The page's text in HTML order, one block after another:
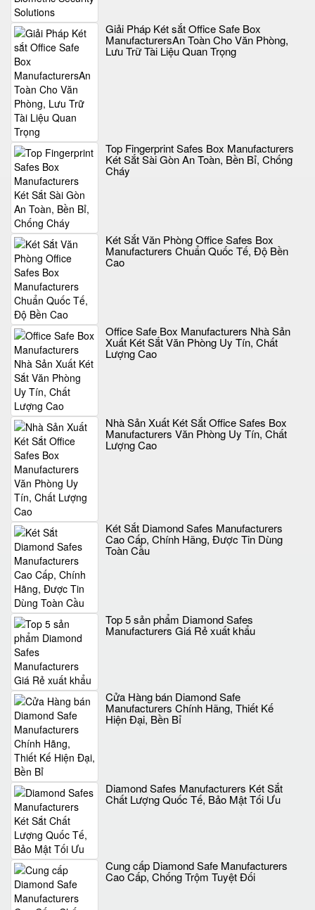
Giải Pháp Két sắt Office Safe Box
ManufacturersAn Toàn Cho Văn Phòng,
Lưu Trữ Tài Liệu Quan Trọng
Top Fingerprint Safes Box Manufacturers
Két Sắt Sài Gòn An Toàn, Bền Bỉ, Chống
Cháy
Két Sắt Văn Phòng Office Safes Box
Manufacturers Chuẩn Quốc Tế, Độ Bền
Cao
Office Safe Box Manufacturers Nhà Sản
Xuất Két Sắt Văn Phòng Uy Tín, Chất
Lượng Cao
Nhà Sản Xuất Két Sắt Office Safes Box
Manufacturers Văn Phòng Uy Tín, Chất
Lượng Cao
Két Sắt Diamond Safes Manufacturers
Cao Cấp, Chính Hãng, Được Tin Dùng
Toàn Cầu
Top 5 sản phẩm Diamond Safes
Manufacturers Giá Rẻ xuất khẩu
Cửa Hàng bán Diamond Safe
Manufacturers Chính Hãng, Thiết Kế
Hiện Đại, Bền Bỉ
Diamond Safes Manufacturers Két Sắt
Chất Lượng Quốc Tế, Bảo Mật Tối Ưu
Cung cấp Diamond Safe Manufacturers
Cao Cấp, Chống Trộm Tuyệt Đối